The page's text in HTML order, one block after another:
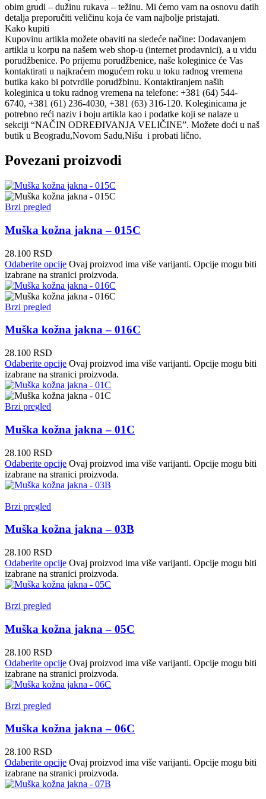
obim grudi – dužinu rukava – težinu. Mi ćemo vam na osnovu datih
detalja preporučiti veličinu koja će vam najbolje pristajati.
Kako kupiti
Kupovinu artikla možete obaviti na sledeće načine: Dodavanjem
artikla u korpu na našem web shop-u (internet prodavnici), a u vidu
porudžbenice. Po prijemu porudžbenice, naše koleginice će Vas
kontaktirati u najkraćem mogućem roku u toku radnog vremena
butika kako bi potvrdile porudžbinu. Kontaktiranjem naših
koleginica u toku radnog vremena na telefone: +381 (64) 544-
6740, +381 (61) 236-4030, +381 (63) 316-120. Koleginicama je
potrebno reći naziv i boju artikla kao i podatke koji se nalaze u
sekciji “NAČIN ODREĐIVANJA VELIČINE”. Možete doći u naš
butik u Beogradu,Novom Sadu,Nišu i probati lično.
Povezani proizvodi
Brzi pregled
Muška kožna jakna – 015C
28.100 RSD
Odaberite opcije Ovaj proizvod ima više varijanti. Opcije mogu biti
izabrane na stranici proizvoda.
Brzi pregled
Muška kožna jakna – 016C
28.100 RSD
Odaberite opcije Ovaj proizvod ima više varijanti. Opcije mogu biti
izabrane na stranici proizvoda.
Brzi pregled
Muška kožna jakna – 01C
28.100 RSD
Odaberite opcije Ovaj proizvod ima više varijanti. Opcije mogu biti
izabrane na stranici proizvoda.
Brzi pregled
Muška kožna jakna – 03B
28.100 RSD
Odaberite opcije Ovaj proizvod ima više varijanti. Opcije mogu biti
izabrane na stranici proizvoda.
Brzi pregled
Muška kožna jakna – 05C
28.100 RSD
Odaberite opcije Ovaj proizvod ima više varijanti. Opcije mogu biti
izabrane na stranici proizvoda.
Brzi pregled
Muška kožna jakna – 06C
28.100 RSD
Odaberite opcije Ovaj proizvod ima više varijanti. Opcije mogu biti
izabrane na stranici proizvoda.